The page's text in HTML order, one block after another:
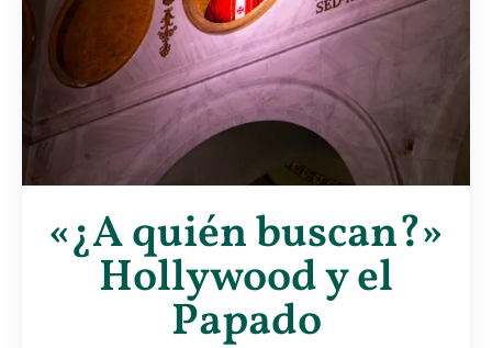
«¿A quién buscan?»
Hollywood y el
Papado